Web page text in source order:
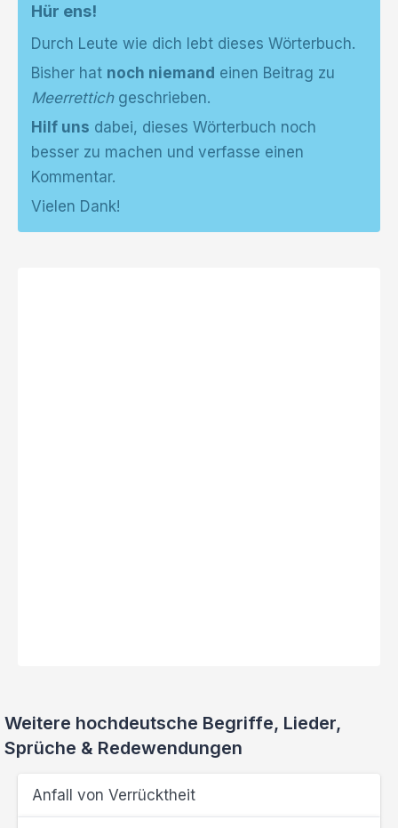
Hür ens!
Durch Leute wie dich lebt dieses Wörterbuch.
Bisher hat noch niemand einen Beitrag zu
Meerrettichgeschrieben.
Hilf uns dabei, dieses Wörterbuch noch
besser zu machen und verfasse einen
Kommentar.
Vielen Dank!
Weitere hochdeutsche Begriffe, Lieder,
Sprüche & Redewendungen
Anfall von Verrücktheit